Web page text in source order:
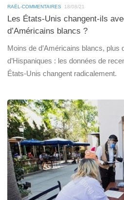
RAËL-COMMENTAIRES 18/08/21
Les États-Unis changent-ils
d’Américains blancs ?
Moins de d’Américains blancs, plus
d’Hispaniques : les données de
États-Unis changent radicalement.